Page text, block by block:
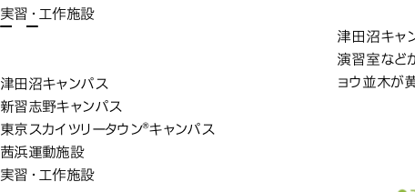
実習・工作施設
津田沼キャンパス
新習志野キャンパス
東京スカイツリータウン®キャンパス
茜浜運動施設
実習・工作施設
津田沼キャ
演習室など
ョウ並木が